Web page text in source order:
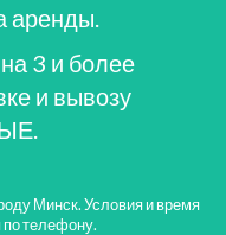
аренды.
3 и более
и вывозу
Минск. Условия и время
по телефону.